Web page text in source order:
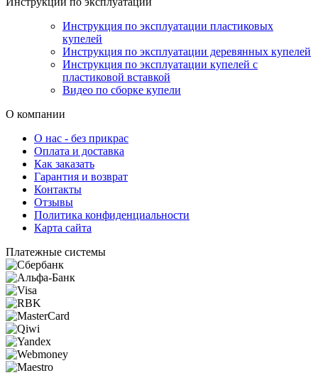
Инструкция по эксплуатации пластиковых
купелей
Инструкция по эксплуатации деревянных купелей
Инструкция по эксплуатации купелей с
пластиковой вставкой
Видео по сборке купели
О компании
О нас - без прикрас
Оплата и доставка
Как заказать
Гарантия и возврат
Контакты
Отзывы
Политика конфиденциальности
Карта сайта
Платежные системы